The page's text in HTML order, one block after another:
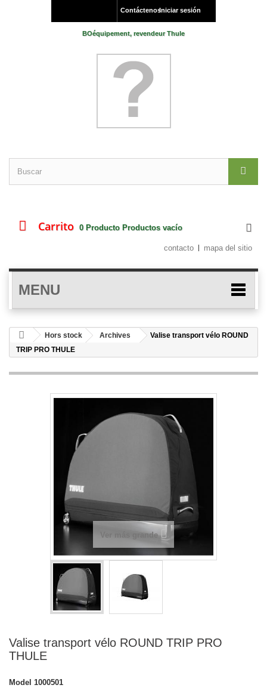
Iniciar sesión
Contáctenos
BOéquipement, revendeur Thule
Carrito 0 Producto Productos vacío
contacto mapa del sitio
MENU
Hors stock Archives
Valise transport vélo ROUND
TRIP PRO THULE
Ver más grande
Valise transport vélo ROUND TRIP PRO
THULE
Model 1000501